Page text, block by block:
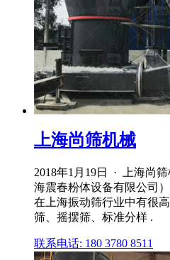
上海尚筛机械
2018年1月19日 · 上海尚
海震春粉体设备有限公司
在上海振动筛行业中有很
筛、摇摆筛、标准分样 .
联系电话: 180 3780 8511